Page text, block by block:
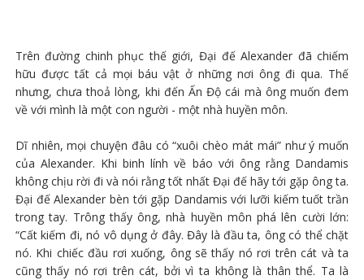
Trên đường chinh phục thế giới, Đại đế Alexander đã chiếm
hữu được tất cả mọi báu vật ở những nơi ông đi qua. Thế
nhưng, chưa thoả lòng, khi đến Ấn Độ cái mà ông muốn đem
về với mình là một con người - một nhà huyền môn.
Dĩ nhiên, mọi chuyện đâu có “xuôi chèo mát mái” như ý muốn
của Alexander. Khi binh lính về báo với ông rằng Dandamis
không chịu rời đi và nói rằng tốt nhất Đại đế hãy tới gặp ông ta.
Đại đế Alexander bèn tới gặp Dandamis với lưỡi kiếm tuốt trần
trong tay. Trông thấy ông, nhà huyền môn phá lên cười lớn:
“Cất kiếm đi, nó vô dụng ở đây. Đây là đầu ta, ông có thể chặt
nó. Khi chiếc đầu rơi xuống, ông sẽ thấy nó rơi trên cát và ta
cũng thấy nó rơi trên cát, bởi vì ta không là thân thể. Ta là